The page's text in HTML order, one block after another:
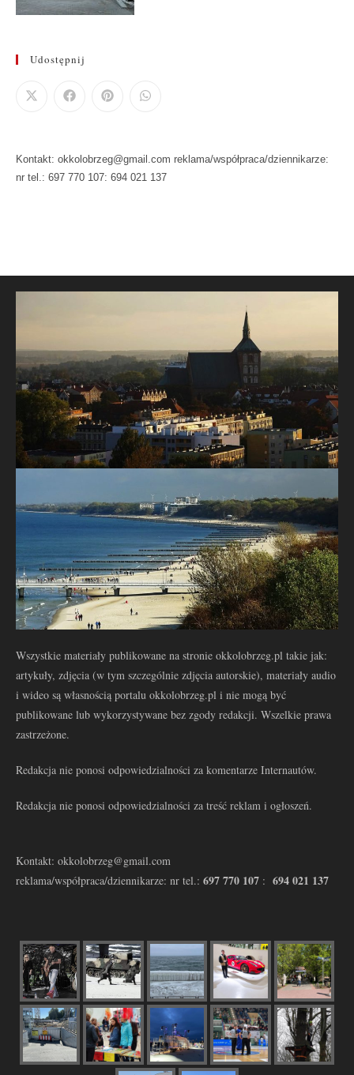
Udostępnij
Kontakt: okkolobrzeg@gmail.com reklama/współpraca/dziennikarze:
nr tel.: 697 770 107: 694 021 137
Wszystkie materiały publikowane na stronie okkolobrzeg.pl takie jak:
artykuły, zdjęcia (w tym szczególnie zdjęcia autorskie), materiały audio
i wideo są własnością portalu okkolobrzeg.pl i nie mogą być
publikowane lub wykorzystywane bez zgody redakcji. Wszelkie prawa
zastrzeżone.
Redakcja nie ponosi odpowiedzialności za komentarze Internautów.
Redakcja nie ponosi odpowiedzialności za treść reklam i ogłoszeń.
Kontakt: okkolobrzeg@gmail.com
reklama/współpraca/dziennikarze: nr tel.: 697 770 107 : 694 021 137